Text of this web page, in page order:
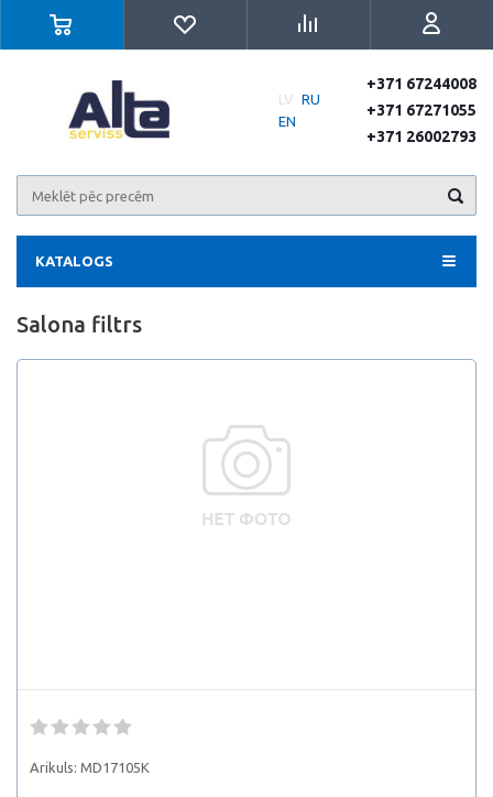
LV RU
EN
+371 67244008
+371 67271055
+371 26002793
KATALOGS
Salona filtrs
Arikuls: MD17105K